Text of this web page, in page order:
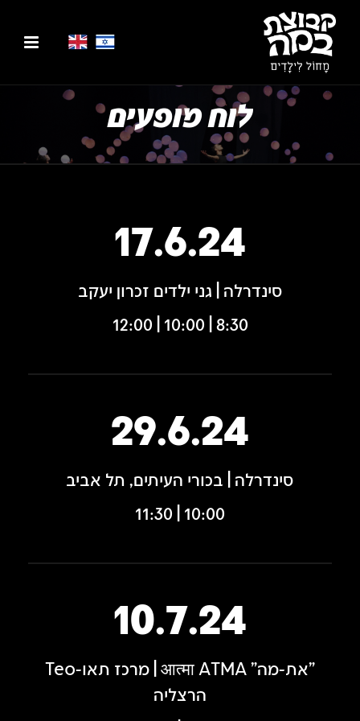
לוח מופעים
17.6.24
סינדרלה | גני ילדים זכרון יעקב
8:30 | 10:00 | 12:00
29.6.24
סינדרלה | בכורי העיתים, תל אביב
10:00 | 11:30
10.7.24
"את-מה" आत्मा ATMA | מרכז תאו-Teo
הרצליה